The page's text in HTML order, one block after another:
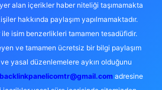
alan içerikler haber niteliği taşımamakta
hakkında paylaşım yapılmamaktadır.
isim benzerlikleri tamamen tesadüfidir.
ve tamamen ücretsiz bir bilgi paylaşım
yasal düzenlemelere aykırı olduğunu
backlinkpanelicomtr@gmail.comadresine